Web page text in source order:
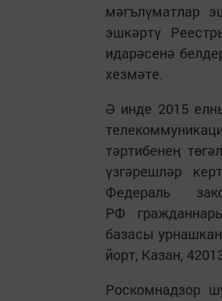
мәгълүматлар
эшкәртү
идарәсенә
хезмәте.
Ә инде 2015
тәртибенең
үзгәрешләр
Федераль
РФ
базасы
йорт, Казан,
Роскомнадзор